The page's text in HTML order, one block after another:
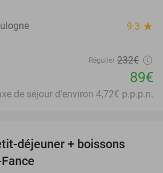
9.3 star
Régulier 232€
89€
de séjour d'environ 4,72€ p.p.p.n.
déjeuner + boissons